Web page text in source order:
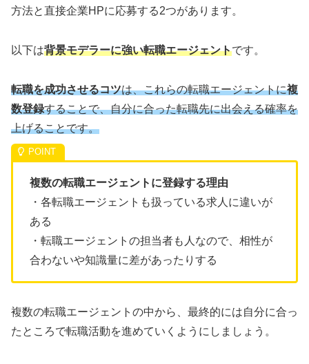
方法と直接企業HPに応募する2つがあります。
以下は背景モデラーに強い転職エージェントです。
転職を成功させるコツは、これらの転職エージェントに複
数登録することで、自分に合った転職先に出会える確率を
上げることです。
複数の転職エージェントに登録する理由
・各転職エージェントも扱っている求人に違いが
ある
・転職エージェントの担当者も人なので、相性が
合わないや知識量に差があったりする
複数の転職エージェントの中から、最終的には自分に合っ
たところで転職活動を進めていくようにしましょう。